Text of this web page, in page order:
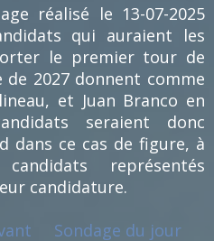
(1)
(1)
réalisé le 13-07-2025
qui auraient les
le premier tour de
2027 donnent comme
et Juan Branco en
seraient donc
dans ce cas de figure, à
représentés
candidature.
Sondage du jour